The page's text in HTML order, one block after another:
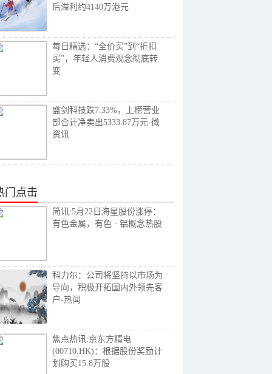
后溢利约4140万港元
每日精选：“全价买”到“折扣
买”，年轻人消费观念彻底转
变
盛剑科技跌7.33%，上榜营业
部合计净卖出5333.87万元-微
资讯
门点击
简讯:5月22日海星股份涨停：
有色金属，有色 · 铝概念热股
科力尔：公司将坚持以市场为
导向，积极开拓国内外领先客
户-热闻
焦点热讯:京东方精电
(00710.HK)：根据股份奖励计
划购买15.8万股